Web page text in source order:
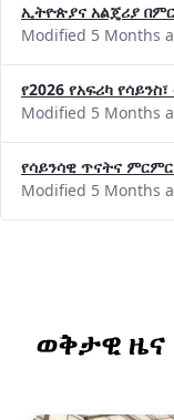
ኢትዮጵያና አልጄሪያ
Modified 5 Months
የ2026 የአፍሪካ
Modified 5 Months
የሳይንሳዊ ጥናትና
Modified 5 Months
ወቅታዊ ዜና